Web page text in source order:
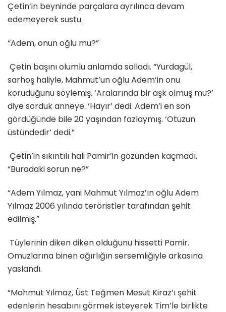
Çetin’in beyninde parçalara ayrılınca devam
edemeyerek sustu.
“Adem, onun oğlu mu?”
Çetin başını olumlu anlamda salladı. “Yurdagül,
sarhoş haliyle, Mahmut’un oğlu Adem’in onu
koruduğunu söylemiş. ‘Aralarında bir aşk olmuş mu?’
diye sorduk anneye. ‘Hayır’ dedi. Adem’i en son
gördüğünde bile 20 yaşından fazlaymış. ‘Otuzun
üstündedir’ dedi.”
Çetin’in sıkıntılı hali Pamir’in gözünden kaçmadı.
“Buradaki sorun ne?”
“Adem Yılmaz, yani Mahmut Yılmaz’ın oğlu Adem
Yılmaz 2006 yılında teröristler tarafından şehit
edilmiş.”
Tüylerinin diken diken olduğunu hissetti Pamir.
Omuzlarına binen ağırlığın sersemliğiyle arkasına
yaslandı.
“Mahmut Yılmaz, Üst Teğmen Mesut Kiraz’ı şehit
edenlerin hesabını görmek isteyerek Tim’le birlikte